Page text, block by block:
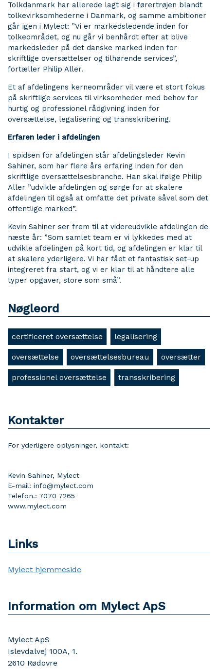
Tolkdanmark har allerede lagt sig i førertrøjen blandt
tolkevirksomhederne i Danmark, og samme ambitioner
går igen i Mylect: ”Vi er markedsledende inden for
tolkeområdet, og nu går vi benhårdt efter at blive
markedsleder på det danske marked inden for
skriftlige oversættelser og tilhørende services”,
fortæller Philip Aller.
Et af afdelingens kerneområder vil være et stort fokus
på skriftlige services til virksomheder med behov for
hurtig og professionel rådgivning inden for
oversættelse, legalisering og transskribering.
Erfaren leder i afdelingen
I spidsen for afdelingen står afdelingsleder Kevin
Sahiner, som har flere års erfaring inden for den
skriftlige oversættelsesbranche. Han skal ifølge Philip
Aller ”udvikle afdelingen og sørge for at skalere
afdelingen til også at omfatte det private såvel som det
offentlige marked”.
Kevin Sahiner ser frem til at videreudvikle afdelingen de
næste år: ”Som samlet team er vi lykkedes med at
udvikle afdelingen på kort tid, og afdelingen er klar til
at skalere yderligere. Vi har fået et fantastisk set-up
integreret fra start, og vi er klar til at håndtere alle
typer opgaver, store som små”.
Nøgleord
certificeret oversættelse legalisering
oversættelse oversættelsesbureau oversætter
professionel oversættelse transskribering
Kontakter
For yderligere oplysninger, kontakt:
Kevin Sahiner, Mylect
E-mail: info@mylect.com
Telefon.: 7070 7265
www.mylect.com
Links
Mylect hjemmeside
Information om Mylect ApS
Mylect ApS
Islevdalvej 100A, 1.
2610 Rødovre